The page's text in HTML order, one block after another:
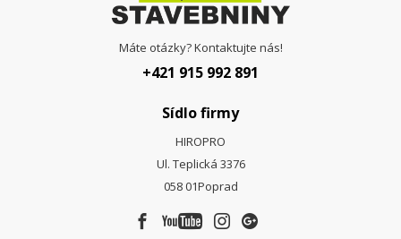
Máte otázky? Kontaktujte nás!
+421 915 992 891
Sídlo firmy
HIROPRO
Ul. Teplická 3376
058 01Poprad